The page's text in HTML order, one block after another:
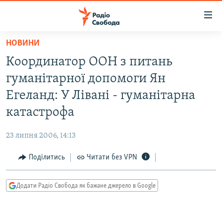
Перейти
основного
матеріалу
Перейти
до
основної
Перейти
пошуку
ВСЕ ЗА ДОБУ
СТАТТІ
КУЛЬТУРА
СПОРТ
ДОНБАС.РЕАЛІЇ
КРИМ.РЕАЛІЇ
ТИ ЯК?
НОВИНИ
Координатор ООН з питань
гуманітарної допомоги Ян
Егеланд: У Лівані - гуманітарна
катастрофа
23 липня 2006, 14:13
Поділитись Читати без VPN
Додати Радіо Свобода як бажане джерело в Google